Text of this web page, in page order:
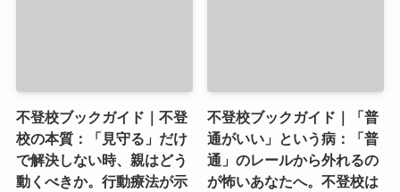
不登校ブックガイド｜不登
校の本質：「見守る」だけ
で解決しない時、親はどう
動くべきか。行動療法が示
不登校ブックガイド｜「普
通がいい」という病：「普
通」のレールから外れるの
が怖いあなたへ。不登校は